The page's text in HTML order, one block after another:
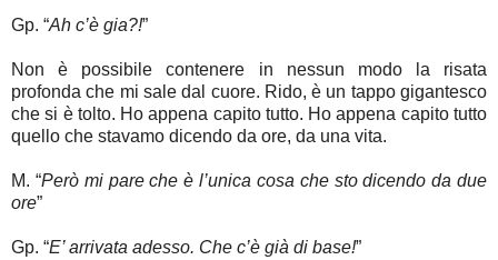
Gp. “Ah c’è gia?!”
Non è possibile contenere in nessun modo la risata
profonda che mi sale dal cuore. Rido, è un tappo gigantesco
che si è tolto. Ho appena capito tutto. Ho appena capito tutto
quello che stavamo dicendo da ore, da una vita.
M. “Però mi pare che è l’unica cosa che sto dicendo da due
ore”
Gp. “E’ arrivata adesso. Che c’è già di base!”